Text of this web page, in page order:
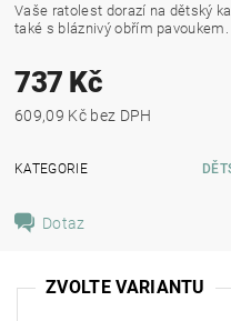
Vaše ratolest dorazí na dětský
také s bláznivý obřím pavoukem.
737 Kč
609,09 Kč bez DPH
KATEGORIE
Dotaz
ZVOLTE VARIANTU